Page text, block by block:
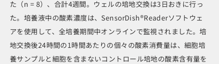
た（n = 8）、合計4週間。ウェルの培地交換は3日おきに行っ
た。培養液中の酸素濃度は、SensorDish®Readerソフトウェ
アを使用して、全培養期間中オンラインで監視されました。培
地交換後24時間の1時間あたりの個々の酸素消費量は、細胞培
養サンプルと細胞を含まないコントロール培地の酸素含有量を